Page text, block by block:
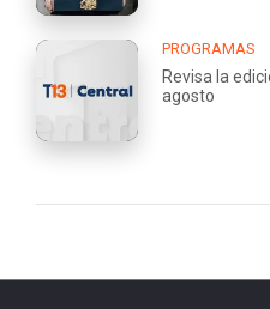
PROGRAMAS
Revisa la
agosto